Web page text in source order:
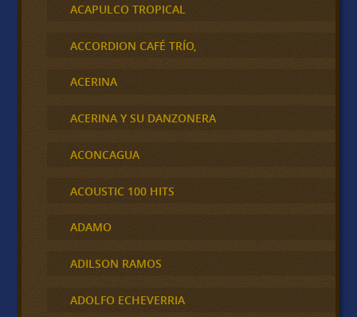
ACAPULCO TROPICAL
ACCORDION CAFÉ TRÍO,
ACERINA
ACERINA Y SU DANZONERA
ACONCAGUA
ACOUSTIC 100 HITS
ADAMO
ADILSON RAMOS
ADOLFO ECHEVERRIA